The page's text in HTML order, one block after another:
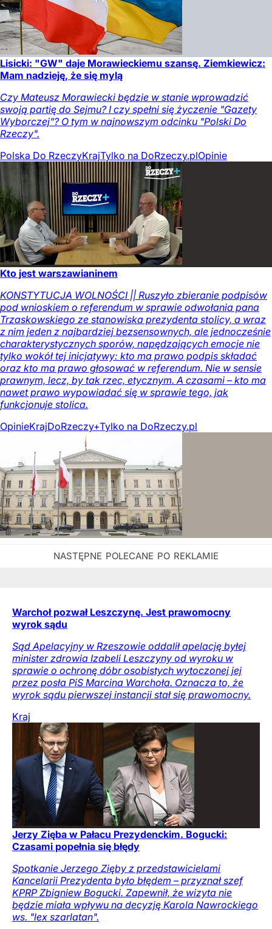
Lisicki: "GW" daje Morawieckiemu szansę. Ziemkiewicz:
Mam nadzieję, że się mylą
Czy Mateusz Morawiecki będzie w stanie wprowadzić
swoją partię do Sejmu? I czy spełni się życzenie "Gazety
Wyborczej"? O tym w najnowszym odcinku "Polski Do
Rzeczy".
Polska Do RzeczyKrajTylko na DoRzeczy.plOpinie
Kto jest warszawianinem
KONSTYTUCJA WOLNOŚCI || Ruszyło zbieranie podpisów
pod wnioskiem o referendum w sprawie odwołania pana
Trzaskowskiego ze stanowiska prezydenta stolicy, a wraz
z nim jeden z najbardziej bezsensownych, ale jednocześnie
charakterystycznych sporów, napędzających emocje nie
tylko wokół tej inicjatywy: kto ma prawo podpis składać
oraz kto ma prawo głosować w referendum. Nie w sensie
prawnym, lecz, by tak rzec, etycznym. A czasami – kto ma
nawet prawo wypowiadać się w sprawie tego, jak
funkcjonuje stolica.
OpinieKrajDoRzeczy+Tylko na DoRzeczy.pl
Warchoł pozwał Leszczynę. Jest prawomocny
wyrok sądu
Sąd Apelacyjny w Rzeszowie oddalił apelację byłej
minister zdrowia Izabeli Leszczyny od wyroku w
sprawie o ochronę dóbr osobistych wytoczonej jej
przez posła PiS Marcina Warchoła. Oznacza to, że
wyrok sądu pierwszej instancji stał się prawomocny.
Kraj
Jerzy Zięba w Pałacu Prezydenckim. Bogucki:
Czasami popełnia się błędy
Spotkanie Jerzego Zięby z przedstawicielami
Kancelarii Prezydenta było błędem – przyznał szef
KPRP Zbigniew Bogucki. Zapewnił, że wizyta nie
będzie miała wpływu na decyzję Karola Nawrockiego
ws. "lex szarlatan".